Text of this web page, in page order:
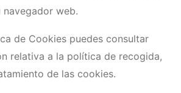
navegador web.
de Cookies puedes consultar
relativa a la política de recogida,
de las cookies.